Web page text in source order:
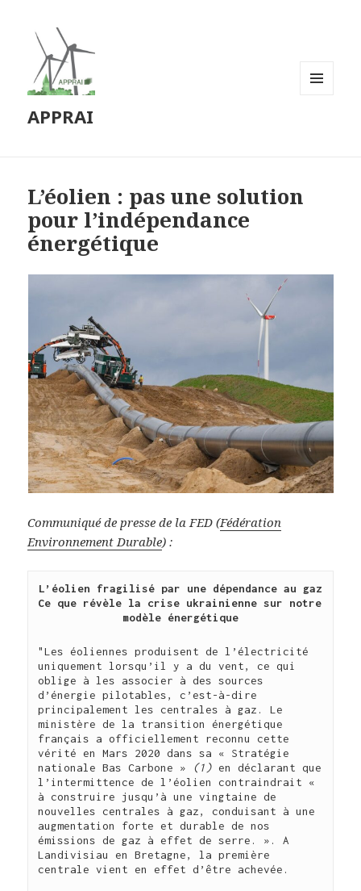
APPRAI
L’éolien : pas une solution
pour l’indépendance
énergétique
Communiqué de presse de la FED (Fédération
Environnement Durable) :
L’éolien fragilisé par une dépendance au gaz
Ce que révèle la crise ukrainienne sur notre
modèle énergétique
"Les éoliennes produisent de l’électricité
uniquement lorsqu’il y a du vent, ce qui
oblige à les associer à des sources
d’énergie pilotables, c’est-à-dire
principalement les centrales à gaz. Le
ministère de la transition énergétique
français a officiellement reconnu cette
vérité en Mars 2020 dans sa « Stratégie
nationale Bas Carbone » (1) en déclarant que
l’intermittence de l’éolien contraindrait «
à construire jusqu’à une vingtaine de
nouvelles centrales à gaz, conduisant à une
augmentation forte et durable de nos
émissions de gaz à effet de serre. ». A
Landivisiau en Bretagne, la première
centrale vient en effet d’être achevée.